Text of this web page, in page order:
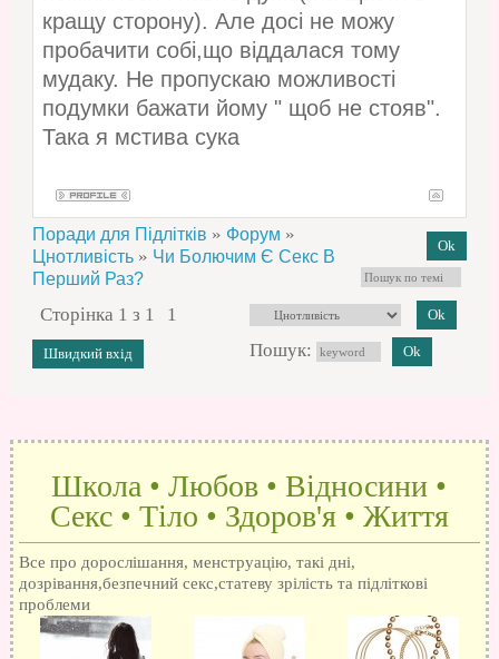
кращу сторону). Але досі не можу
пробачити собі,що віддалася тому
мудаку. Не пропускаю можливості
подумки бажати йому " щоб не стояв".
Така я мстива сука
Поради для Підлітків » Форум »
Цнотливість » Чи Болючим Є Секс В
Перший Раз?
Сторінка 1 з 1
1
Пошук:
Школа • Любов • Відносини •
Секс • Тіло • Здоров'я • Життя
Все про дорослішання, менструацію, такі дні,
дозрівання,безпечний секс,статеву зрілість та підліткові
проблеми